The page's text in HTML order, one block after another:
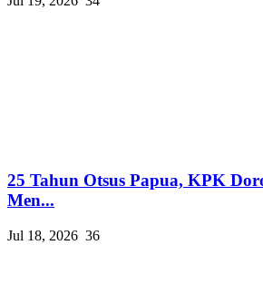
25 Tahun Otsus Papua, KPK
Men...
Jul 18, 2026 36